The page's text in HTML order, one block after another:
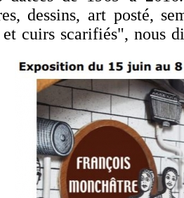
dessins, art posté,
cuirs scarifiés", nous